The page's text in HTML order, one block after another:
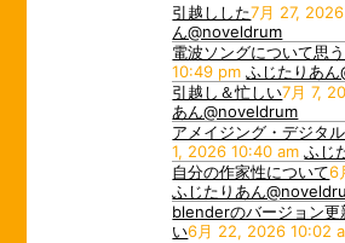
引越しした7月 27,
ん@noveldrum
電波ソングについて思
10:49 pm ふじたりあ
引越し＆忙しい7月 7,
あん@noveldrum
アメイジング・デジタ
1, 2026 10:40 am ふじ
自分の作家性について6
ふじたりあん
blenderのバージョン更
い6月 22, 2026 10:02